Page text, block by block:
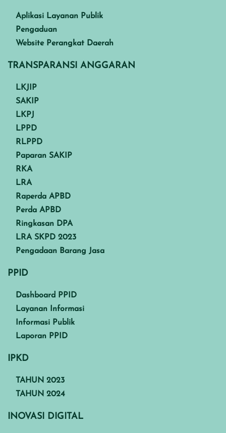
Aplikasi Layanan Publik
Pengaduan
Website Perangkat Daerah
TRANSPARANSI ANGGARAN
LKJIP
SAKIP
LKPJ
LPPD
RLPPD
Paparan SAKIP
RKA
LRA
Raperda APBD
Perda APBD
Ringkasan DPA
LRA SKPD 2023
Pengadaan Barang Jasa
PPID
Dashboard PPID
Layanan Informasi
Informasi Publik
Laporan PPID
IPKD
TAHUN 2023
TAHUN 2024
INOVASI DIGITAL